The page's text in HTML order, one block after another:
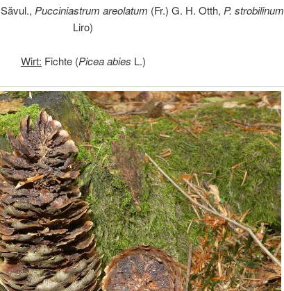
Săvul.,Pucciniastrum areolatum (Fr.) G. H. Otth,P. strobilinum
Liro)
Wirt: Fichte (Picea abies L.)